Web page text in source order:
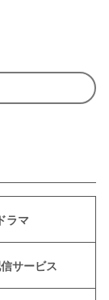
ドラマ
サービス